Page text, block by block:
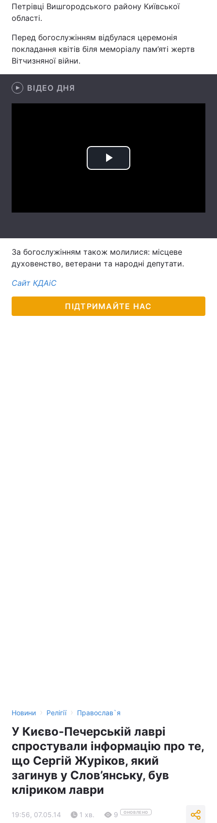
Інтерв'ю
Архів Вакансії
Контакти
Послуги
Петрівці Вишгородського району Київської
області.
Перед богослужінням відбулася церемонія
покладання квітів біля меморіалу пам’яті жертв
Вітчизняної війни.
ВІДЕО ДНЯ
Play
За богослужінням також молилися: місцеве
духовенство, ветерани та народні депутати.
Сайт КДАіС
ПІДТРИМАЙТЕ НАС
Новини › Релігії › Православ`я
У Києво-Печерській лаврі
спростували інформацію про те,
що Сергій Журіков, який
загинув у Слов’янську, був
кліриком лаври
19:56, 07.05.14 1 хв. 9 ОНОВЛЕНО